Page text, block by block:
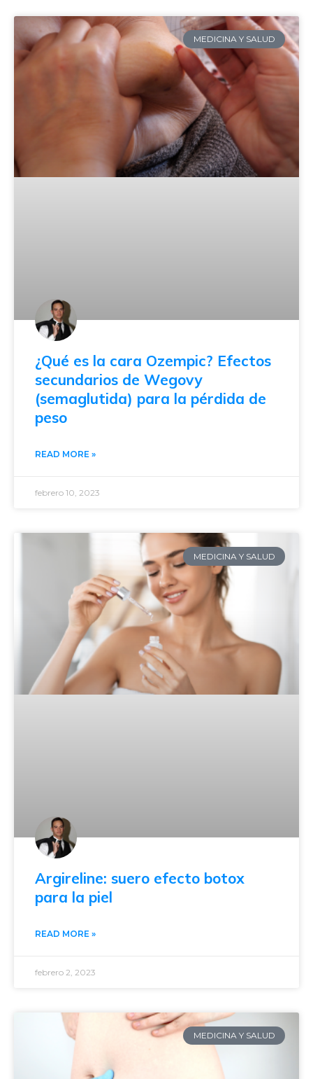
MEDICINA Y SALUD
¿Qué es la cara Ozempic? Efectos
secundarios de Wegovy
(semaglutida) para la pérdida de
peso
READ MORE »
febrero 10, 2023
MEDICINA Y SALUD
Argireline: suero efecto botox
para la piel
READ MORE »
febrero 2, 2023
MEDICINA Y SALUD